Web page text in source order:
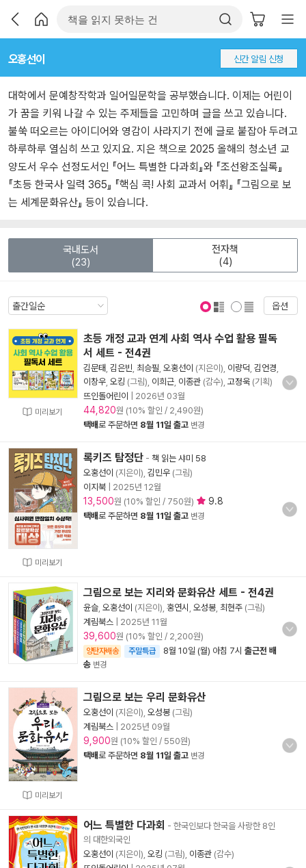
오홍선이 신간 알림 신청
대학에서 문예창작학과 일어일문학을 공부했습니다. 이제는 어린이
가 꿈을 키워 나갈 수 있는 주제들을 고민하며 글을 쓰고 있습니다.
불쑥 떠오르는 아이디어와 영감이 사라지기 전에 글로 붙잡아 두려고
하루하루 열심히 쓰고 있지요. 지은 책으로 2025 올해의 청소년 교
양도서 우수 선정도서인 『어느 특별한 다과회』와 『조선왕조실록』
『초등 한국사 일력 365』 『핵심 콕! 사회 교과서 어휘』 『그림으로 보
는 세계문화유산』 등이 있습니다.
국내도서
(23)
전자책
(4)
옵션
미리보기
초등 개정 교과 연계 사회 역사 수업 활용 필독
서 세트 - 전4권
김문태 김은빈 최승필 오홍선이 (지은이), 이량덕 김언경
이창우 오킹 (그림), 이희근 이종관 (감수), 고정욱 (기획)
뜨인돌어린이
2026년 03월
44,820원 (10% 할인 / 2,490원)
택배로 주문하면 8월 11일 출고 변경
미리보기
록키즈 탐정단 - 책 읽는 샤미 58
오홍선이 (지은이), 김민우 (그림)
이지북
2025년 12월
13,500원 (10% 할인 / 750원) 9.8
택배로 주문하면 8월 11일 출고 변경
그림으로 보는 지리와 문화유산 세트 - 전4권
윤슬 오홍선이 (지은이), 홍연시 오성봉 최현주 (그림)
계림북스
2025년 11월
39,600원 (10% 할인 / 2,200원)
양탄자배송 주말특급 8월 10일 (월) 아침 7시 출근전 배
송 변경
미리보기
그림으로 보는 우리 문화유산
오홍선이 (지은이), 오성봉 (그림)
계림북스
2025년 09월
9,900원 (10% 할인 / 550원)
택배로 주문하면 8월 11일 출고 변경
어느 특별한 다과회 - 한국인보다 한국을 사랑한 8인
의 대한외국인
오홍선이 (지은이), 오킹 (그림), 이종관 (감수)